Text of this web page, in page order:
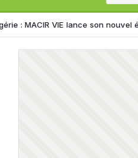
VIE lance son nouvel